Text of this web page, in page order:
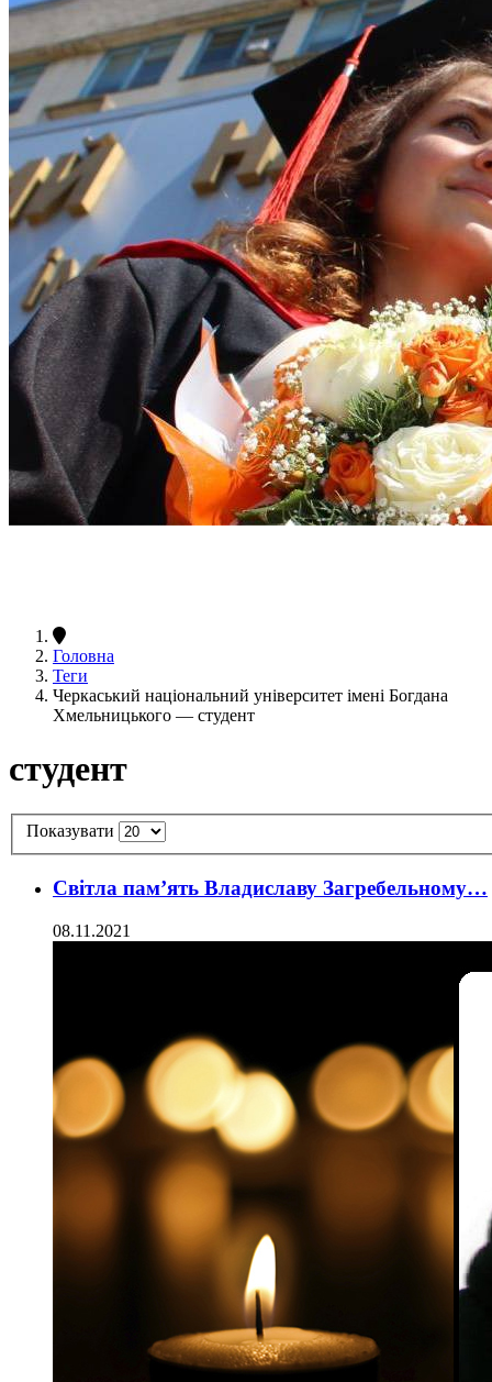
Головна
Теги
Черкаський національний університет імені Богдана
Хмельницького — студент
студент
Показувати
Світла пам’ять Владиславу Загребельному…
08.11.2021